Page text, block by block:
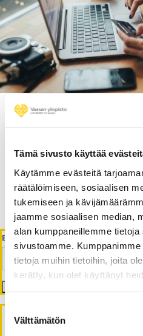
Tämä sivusto käyttää
Käytämme evästeitä
räätälöimiseen, sosiaalisen
tukemiseen ja
jaamme sosiaalisen median,
alan kumppaneillemme
sivustoamme.
tietoja muihin tietoihin, joita
kerätty, kun olet käyttänyt
Suostumuksen
valinta
Välttämätön
osana
digitaalista
ETSI